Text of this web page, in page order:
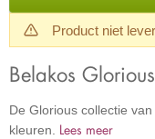
Product niet
Belakos Glorious
De Glorious collectie
kleuren. Lees meer